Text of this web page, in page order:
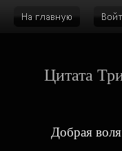
Цитата
Добрая